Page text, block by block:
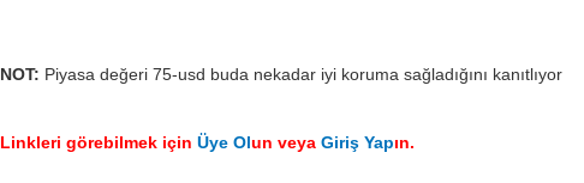
NOT: Piyasa değeri 75-usd buda nekadar iyi koruma sağladığını kanıtlıyor
Linkleri görebilmek içinÜye Olun veyaGiriş Yapın.